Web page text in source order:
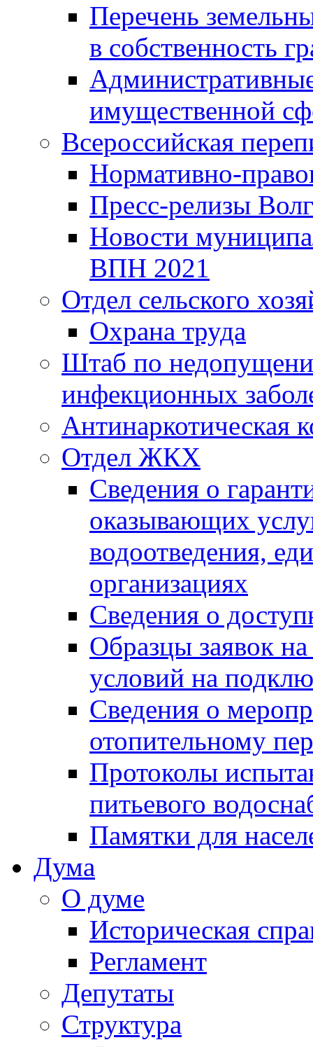
Перечень
в собственность
имущественной
Всероссийская
Нормативно-
Пресс-релизы
Новости
ВПН 2021
Отдел сельского
Охрана труда
Штаб по
инфекционных
Антинаркотическая
Отдел ЖКХ
Сведения о
оказывающих
водоотведения,
организациях
Сведения о
Образцы заявок
условий на
Сведения о
отопительному
Протоколы
питьевого
Памятки для
Дума
О думе
Историческая
Регламент
Депутаты
Структура